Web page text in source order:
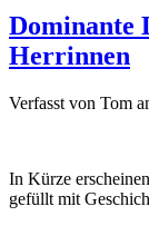
Dominante
Herrinnen
Verfasst von Tom
In Kürze
gefüllt mit